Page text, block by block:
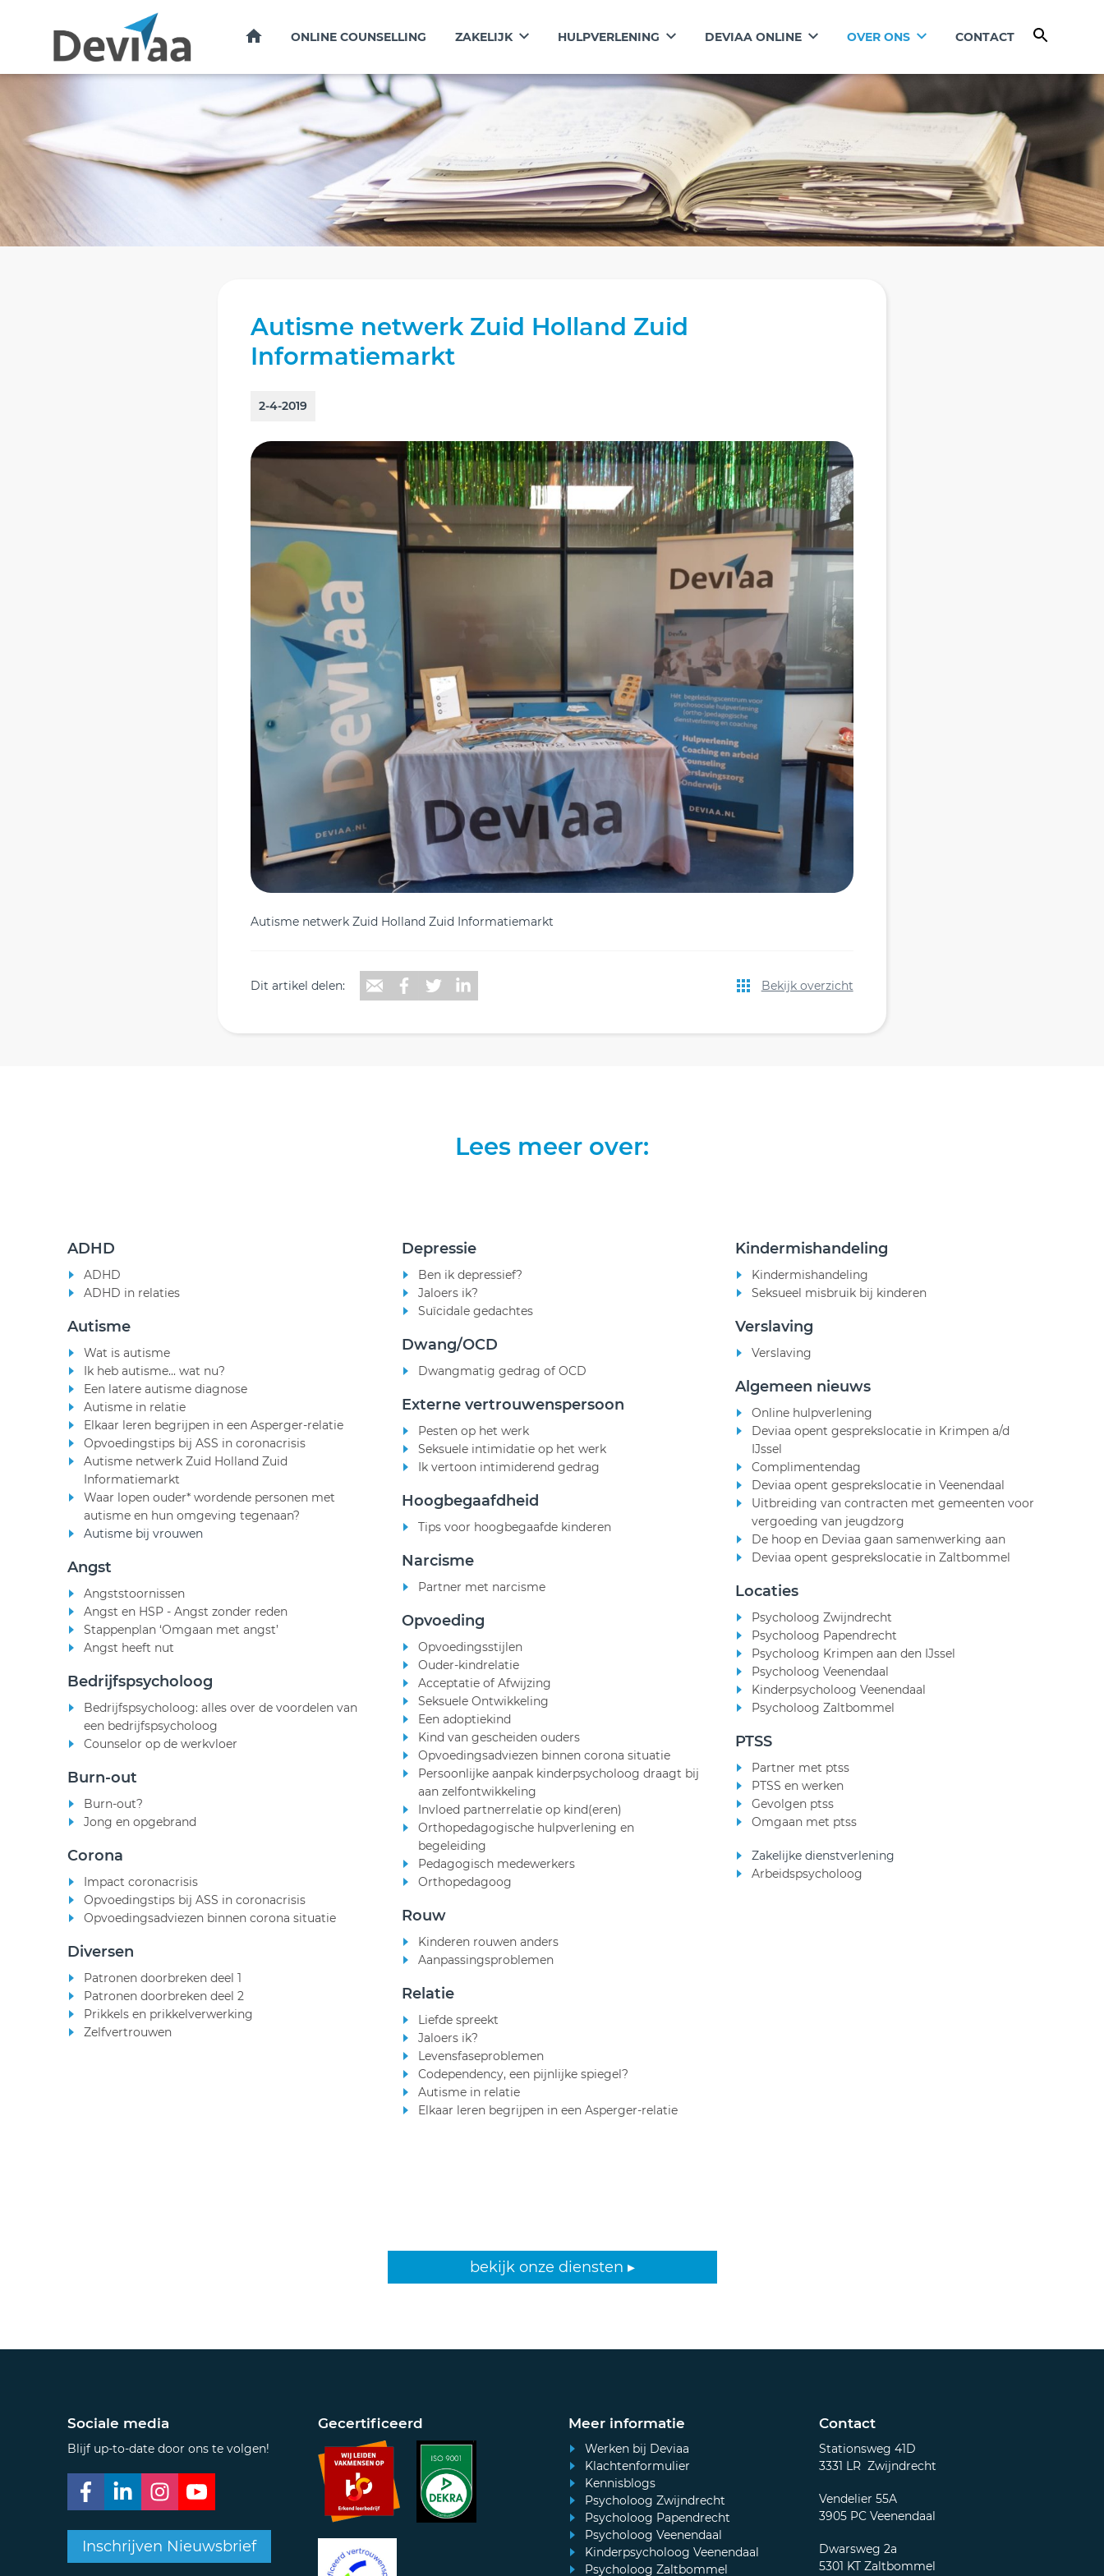
HOME ONLINE COUNSELLING ZAKELIJK HULPVERLENING DEVIAA ONLINE OVER ONS CONTACT
Autisme netwerk Zuid Holland Zuid
Informatiemarkt
2-4-2019
Autisme netwerk Zuid Holland Zuid Informatiemarkt
Dit artikel delen: Bekijk overzicht
Lees meer over:
ADHD
ADHD
ADHD in relaties
Autisme
Wat is autisme
Ik heb autisme... wat nu?
Een latere autisme diagnose
Autisme in relatie
Elkaar leren begrijpen in een Asperger-relatie
Opvoedingstips bij ASS in coronacrisis
Autisme netwerk Zuid Holland Zuid
Informatiemarkt
Waar lopen ouder* wordende personen met
autisme en hun omgeving tegenaan?
Autisme bij vrouwen
Angst
Angststoornissen
Angst en HSP - Angst zonder reden
Stappenplan ‘Omgaan met angst’
Angst heeft nut
Bedrijfspsycholoog
Bedrijfspsycholoog: alles over de voordelen van
een bedrijfspsycholoog
Counselor op de werkvloer
Burn-out
Burn-out?
Jong en opgebrand
Corona
Impact coronacrisis
Opvoedingstips bij ASS in coronacrisis
Opvoedingsadviezen binnen corona situatie
Diversen
Patronen doorbreken deel 1
Patronen doorbreken deel 2
Prikkels en prikkelverwerking
Zelfvertrouwen
Depressie
Ben ik depressief?
Jaloers ik?
Suïcidale gedachtes
Dwang/OCD
Dwangmatig gedrag of OCD
Externe vertrouwenspersoon
Pesten op het werk
Seksuele intimidatie op het werk
Ik vertoon intimiderend gedrag
Hoogbegaafdheid
Tips voor hoogbegaafde kinderen
Narcisme
Partner met narcisme
Opvoeding
Opvoedingsstijlen
Ouder-kindrelatie
Acceptatie of Afwijzing
Seksuele Ontwikkeling
Een adoptiekind
Kind van gescheiden ouders
Opvoedingsadviezen binnen corona situatie
Persoonlijke aanpak kinderpsycholoog draagt bij
aan zelfontwikkeling
Invloed partnerrelatie op kind(eren)
Orthopedagogische hulpverlening en
begeleiding
Pedagogisch medewerkers
Orthopedagoog
Rouw
Kinderen rouwen anders
Aanpassingsproblemen
Relatie
Liefde spreekt
Jaloers ik?
Levensfaseproblemen
Codependency, een pijnlijke spiegel?
Autisme in relatie
Elkaar leren begrijpen in een Asperger-relatie
Kindermishandeling
Kindermishandeling
Seksueel misbruik bij kinderen
Verslaving
Verslaving
Algemeen nieuws
Online hulpverlening
Deviaa opent gesprekslocatie in Krimpen a/d
IJssel
Complimentendag
Deviaa opent gesprekslocatie in Veenendaal
Uitbreiding van contracten met gemeenten voor
vergoeding van jeugdzorg
De hoop en Deviaa gaan samenwerking aan
Deviaa opent gesprekslocatie in Zaltbommel
Locaties
Psycholoog Zwijndrecht
Psycholoog Papendrecht
Psycholoog Krimpen aan den IJssel
Psycholoog Veenendaal
Kinderpsycholoog Veenendaal
Psycholoog Zaltbommel
PTSS
Partner met ptss
PTSS en werken
Gevolgen ptss
Omgaan met ptss
Zakelijke dienstverlening
Arbeidspsycholoog
bekijk onze diensten ▸
Sociale media
Blijf up-to-date door ons te volgen!
Inschrijven Nieuwsbrief
Gecertificeerd Meer informatie
Werken bij Deviaa
Klachtenformulier
Kennisblogs
Psycholoog Zwijndrecht
Psycholoog Papendrecht
Psycholoog Veenendaal
Kinderpsycholoog Veenendaal
Psycholoog Zaltbommel
Contact
Stationsweg 41D
3331 LR Zwijndrecht
Vendelier 55A
3905 PC Veenendaal
Dwarsweg 2a
5301 KT Zaltbommel